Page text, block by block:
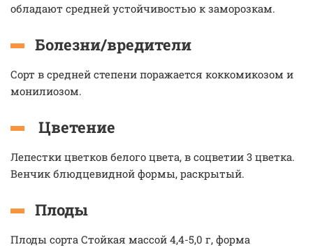
обладают средней устойчивостью к заморозкам.
Болезни/вредители
Сорт в средней степени поражается коккомикозом и
монилиозом.
Цветение
Лепестки цветков белого цвета, в соцветии 3 цветка.
Венчик блюдцевидной формы, раскрытый.
Плоды
Плоды сорта Стойкая массой 4,4-5,0 г, форма